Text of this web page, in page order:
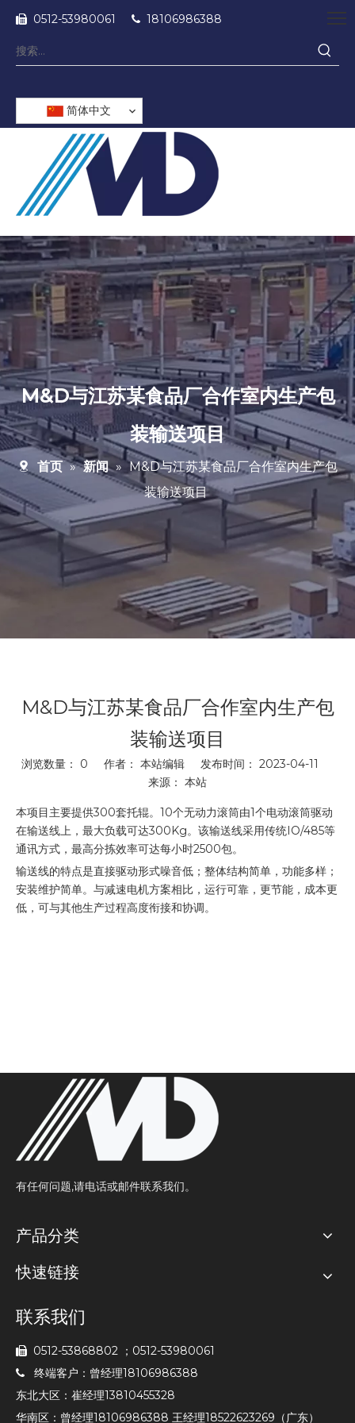
 0512-53980061  18106986388
简体中文
M&D与江苏某食品厂合作室内生产包
装输送项目
首页 » 新闻 » M&D与江苏某食品厂合作室内生产包
装输送项目
M&D与江苏某食品厂合作室内生产包
装输送项目
浏览数量： 0 作者： 本站编辑 发布时间： 2023-04-11
来源： 本站
["wechat"]
本项目主要提供300套托辊。10个无动力滚筒由1个电动滚筒驱动
在输送线上，最大负载可达300Kg。该输送线采用传统IO/485等
通讯方式，最高分拣效率可达每小时2500包。
输送线的特点是直接驱动形式噪音低；整体结构简单，功能多样；
安装维护简单。与减速电机方案相比，运行可靠，更节能，成本更
低，可与其他生产过程高度衔接和协调。
有任何问题,请电话或邮件联系我们。
产品分类
快速链接
联系我们
 0512-53868802 ；0512-53980061

终端客户：曾经理18106986388
东北大区：崔经理13810455328
华南区：曾经理18106986388 王经理18522623269（广东）